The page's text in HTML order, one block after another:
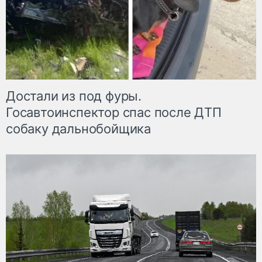
Достали из под фуры.
Госавтоинспектор спас после ДТП
собаку дальнобойщика